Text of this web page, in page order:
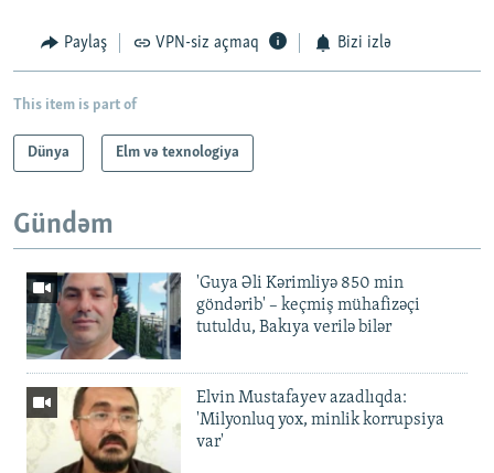
Paylaş VPN-siz açmaq Bizi izlə
This item is part of
Dünya Elm və texnologiya
Gündəm
'Guya Əli Kərimliyə 850 min
göndərib' – keçmiş mühafizəçi
tutuldu, Bakıya verilə bilər
Elvin Mustafayev azadlıqda:
'Milyonluq yox, minlik korrupsiya
var'